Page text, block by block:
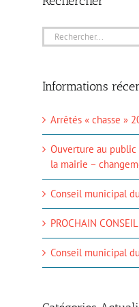
Rechercher:
Informations
Arrêtés « chasse »
Ouverture au
la mairie –
Conseil municipal
PROCHAIN
Conseil municipal